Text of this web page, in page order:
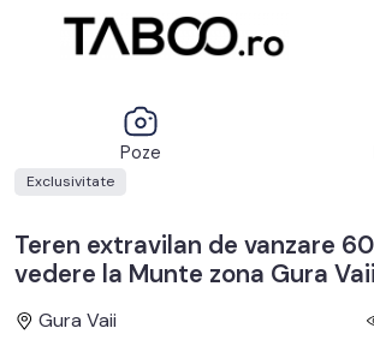
Poze
Exclusivitate
Teren extravilan de vanzare
vedere la Munte zona Gura Vaii
Gura Vaii